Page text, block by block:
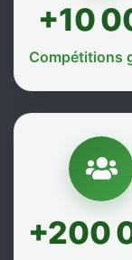
+10
Compétitions
+200